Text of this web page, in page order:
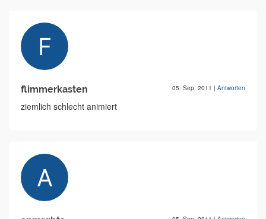
flimmerkasten 05. Sep. 2011 | Antworten
ziemlich schlecht animiert